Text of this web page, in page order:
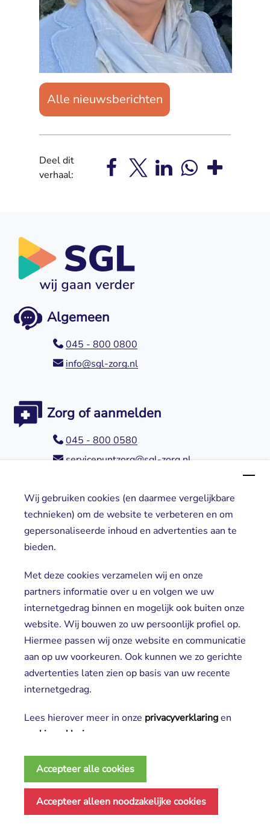
Wij gebruiken cookies (en daarmee vergelijkbare
technieken) om de website te verbeteren en om
gepersonaliseerde inhoud en advertenties aan te
bieden.
Met deze cookies verzamelen wij en onze
partners informatie over u en volgen we uw
internetgedrag binnen en mogelijk ook buiten onze
website. Wij bouwen zo uw persoonlijk profiel op.
Hiermee passen wij onze website en communicatie
aan op uw voorkeuren. Ook kunnen we zo gerichte
advertenties laten zien op basis van uw recente
internetgedrag.
Lees hierover meer in onze privacyverklaringen
cookieverklaring
Noodzakelijke cookies
van de website en kunnen conform de wet niet
Accepteer alle cookies
Accepteer alleen noodzakelijke cookies
Alle nieuwsberichten
Deel dit
verhaal:
Algemeen
045 - 800 0800
info@sgl-zorg.nl
Zorg of aanmelden
045 - 800 0580
servicepuntzorg@sgl-zorg.nl
Direct naar
Locaties
Vrijwilligers
Aanmelden nieuwsbrief
Privacy verklaring
Disclaimer
Cookie verklaring